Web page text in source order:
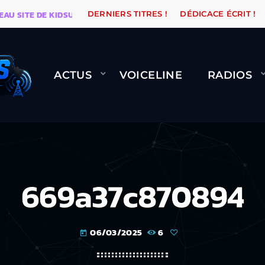
DE KIDSUNE WARÉTRO ORANGE ROAD QUI
DERNIERS TITRES ! DÉDICACE ÉCRIT !
ACTUS VOICELINE RADIOS
669a37c870894
today 06/03/2025 6